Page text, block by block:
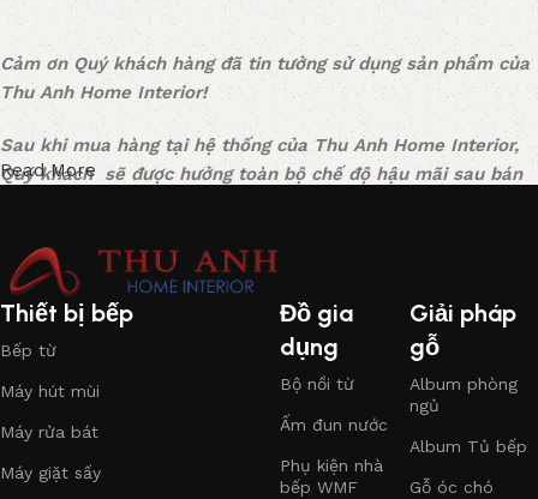
Cảm ơn Quý khách hàng đã tin tưởng sử dụng sản phẩm của
Thu Anh Home Interior!
Sau khi mua hàng tại hệ thống của Thu Anh Home Interior,
Quý khách sẽ được hưởng toàn bộ chế độ hậu mãi sau bán
tổng đài CSKH: 0941-068686
I. CHẾ ĐỘ CHĂM SÓC KHÁCH HÀNG
- Khi giao sản phẩm cho khách hàng, nhân viên kỹ thuật sẽ
giao cho khách hàng sổ bảo hành và bản hướng dẫn sử dụng.
Read More
Thiết bị bếp
Bếp từ
Máy hút mùi
Máy rửa bát
Máy giặt sấy
Đồ gia
dụng
Bộ nồi từ
Ấm đun nước
Phụ kiện nhà
bếp WMF
Giải pháp
gỗ
Album phòng
ngủ
Album Tủ bếp
Gỗ óc chó